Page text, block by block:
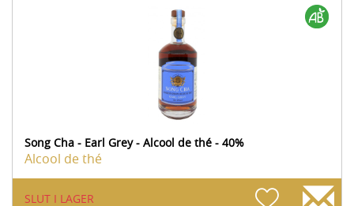
Song Cha - Earl Grey - Alcool de thé - 40%
Alcool de thé
SLUT I LAGER